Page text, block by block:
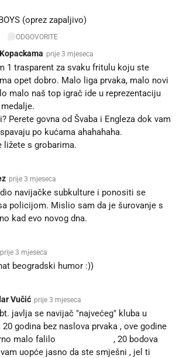
(oprez zapaljivo) 😂😂😂
ODGOVORITE
prije 3 mjeseca
1 trasparent za svaku fritulu koju ste
opet dobro. Malo liga prvaka, malo novi
malo naš top igrač ide u reprezentaciju
Perete govna od Švaba i Engleza dok vam
po kućama ahahahaha.
ližete s grobarima.
prije 3 mjeseca
navijačke subkulture i ponositi se
policijom. Mislio sam da je šurovanje s
kad evo novog dna.
prije 3 mjeseca
beogradski humor :))
Aleksandar Vučić prije 3 mjeseca
javlja se navijač "najvećeg" kluba u
godina bez naslova prvaka , ove godine
malo falilo 😂😂😂😂😂, 20 bodova
uopće jasno da ste smješni , jel ti